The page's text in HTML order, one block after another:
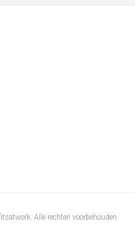
Alle rechten voorbehouden